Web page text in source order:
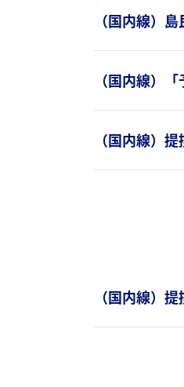
（国内線）
（国内線）
（国内線）
（国内線）